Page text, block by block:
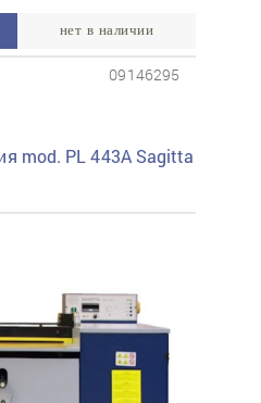
нет в наличии
09146295
mod. PL 443A Sagitta